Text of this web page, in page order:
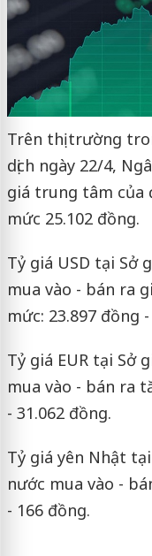
Trên thị trường
dịch ngày 22/4,
giá trung tâm của
mức 25.102 đồng.
Tỷ giá USD tại Sở
mua vào - bán ra
mức: 23.897 đồng
Tỷ giá EUR tại Sở
mua vào - bán ra
- 31.062 đồng.
Tỷ giá yên Nhật
nước mua vào -
- 166 đồng.